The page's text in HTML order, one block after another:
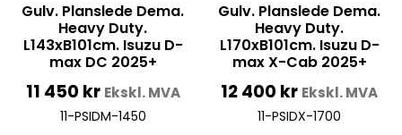
Gulv. Planslede Dema.
Heavy Duty.
L143xB101cm. Isuzu D-
max DC 2025+
11 450 kr Ekskl. MVA
11-PSIDM-1450
Gulv. Planslede Dema.
Heavy Duty.
L170xB101cm. Isuzu D-
max X-Cab 2025+
12 400 kr Ekskl. MVA
11-PSIDX-1700